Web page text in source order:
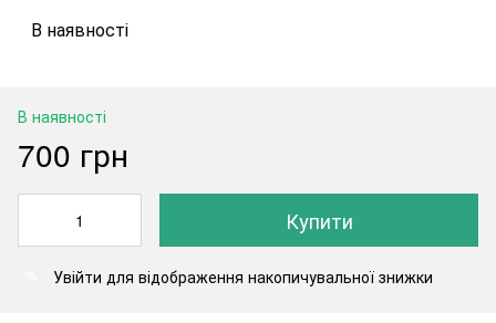
В наявності
В наявності
700 грн
Купити
Увійти для відображення накопичувальної знижки